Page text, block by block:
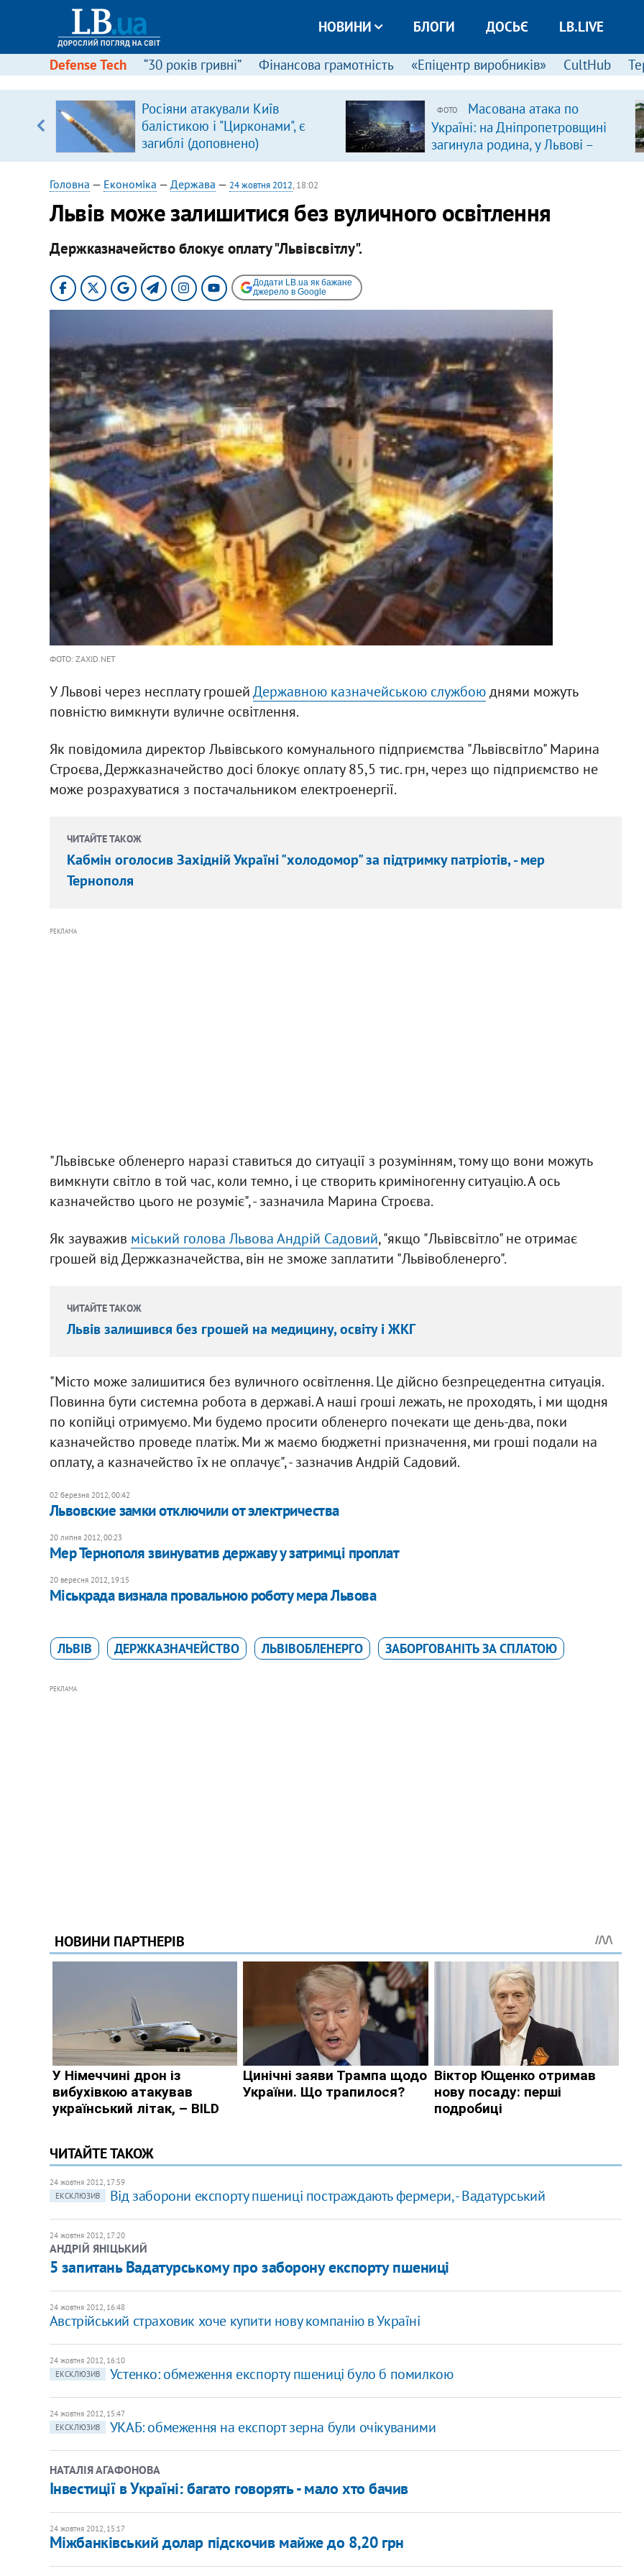
НОВИНИ БЛОГИ ДОСЬЄ LB.LIVE
Defense Tech “30 років гривні” Фінансова грамотність «Епіцентр виробників» CultHub
Росіяни атакували Київ
балістикою і "Цирконами", є
загиблі (доповнено)
ФОТО
Масована атака по
Україні: на Дніпропетровщині
загинула родина, у Львові –
удар по багатоповерхівках
Головна — Економіка — Держава — 24 жовтня 2012, 18:02
Львів може залишитися без вуличного освітлення
Держказначейство блокує оплату "Львівсвітлу".
Додати LB.ua як бажане
джерело в Google
ФОТО: ZAXID.NET
У Львові через несплату грошейДержавною казначейською службоюднями можуть
повністю вимкнути вуличне освітлення.
Як повідомила директор Львівського комунального підприємства "Львівсвітло" Марина
Строєва, Держказначейство досі блокує оплату 85,5 тис. грн, через що підприємство не
може розрахуватися з постачальником електроенергії.
ЧИТАЙТЕ ТАКОЖ
Кабмін оголосив Західній Україні "холодомор" за підтримку патріотів, - мер
Тернополя
РЕКЛАМА
"Львівське обленерго наразі ставиться до ситуації з розумінням, тому що вони можуть
вимкнути світло в той час, коли темно, і це створить криміногенну ситуацію. А ось
казначейство цього не розуміє", - зазначила Марина Строєва.
Як зауважив міський голова Львова Андрій Садовий, "якщо "Львівсвітло" не отримає
грошей від Держказначейства, він не зможе заплатити "Львівобленерго".
ЧИТАЙТЕ ТАКОЖ
Львів залишився без грошей на медицину, освіту і ЖКГ
"Місто може залишитися без вуличного освітлення. Це дійсно безпрецедентна ситуація.
Повинна бути системна робота в державі. А наші гроші лежать, не проходять, і ми щодня
по копійці отримуємо. Ми будемо просити обленерго почекати ще день-два, поки
казначейство проведе платіж. Ми ж маємо бюджетні призначення, ми гроші подали на
оплату, а казначейство їх не оплачує", - зазначив Андрій Садовий.
02 березня 2012, 00:42
Львовские замки отключили от электричества
20 липня 2012, 00:23
Мер Тернополя звинуватив державу у затримці проплат
20 вересня 2012, 19:15
Міськрада визнала провальною роботу мера Львова
ЛЬВІВ ДЕРЖКАЗНАЧЕЙСТВО ЛЬВІВОБЛЕНЕРГО ЗАБОРГОВАНІТЬ ЗА СПЛАТОЮ
РЕКЛАМА
ЧИТАЙТЕ ТАКОЖ
24 жовтня 2012, 17:59
ЕКСКЛЮЗИВ
Від заборони експорту пшениці постраждають фермери, - Вадатурський
24 жовтня 2012, 17:20
АНДРІЙ ЯНІЦЬКИЙ
5 запитань Вадатурському про заборону експорту пшениці
24 жовтня 2012, 16:48
Австрійський страховик хоче купити нову компанію в Україні
24 жовтня 2012, 16:10
ЕКСКЛЮЗИВ
Устенко: обмеження експорту пшениці було б помилкою
24 жовтня 2012, 15:47
ЕКСКЛЮЗИВ
УКАБ: обмеження на експорт зерна були очікуваними
НАТАЛІЯ АГАФОНОВА
Інвестиції в Україні: багато говорять - мало хто бачив
24 жовтня 2012, 15:17
Міжбанківський долар підскочив майже до 8,20 грн